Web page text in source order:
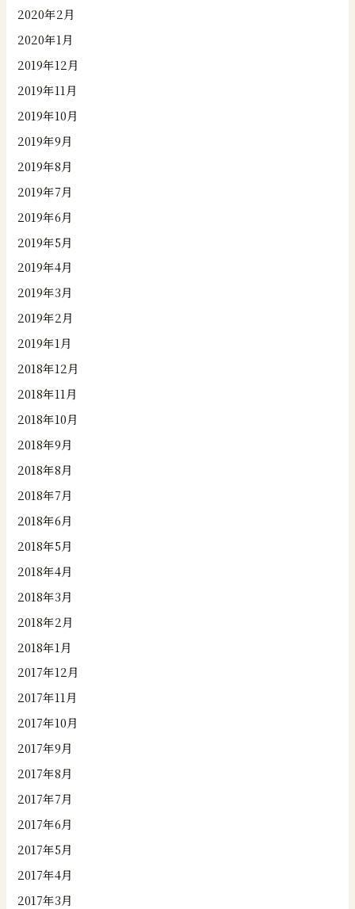
2020年2月
2020年1月
2019年12月
2019年11月
2019年10月
2019年9月
2019年8月
2019年7月
2019年6月
2019年5月
2019年4月
2019年3月
2019年2月
2019年1月
2018年12月
2018年11月
2018年10月
2018年9月
2018年8月
2018年7月
2018年6月
2018年5月
2018年4月
2018年3月
2018年2月
2018年1月
2017年12月
2017年11月
2017年10月
2017年9月
2017年8月
2017年7月
2017年6月
2017年5月
2017年4月
2017年3月